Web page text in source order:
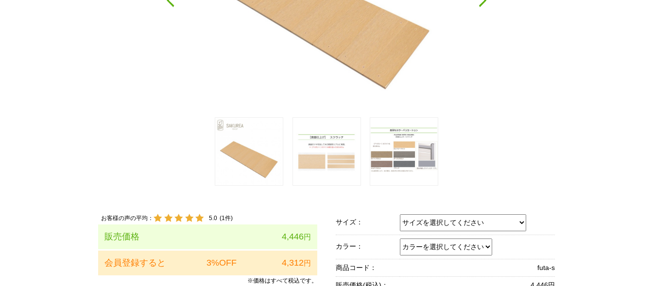
お客様の声の平均： 5.0 (1件)
販売価格 4,446円
会員登録すると 3%OFF 4,312円
※価格はすべて税込です。
サイズ：
カラー：
商品コード： futa-s